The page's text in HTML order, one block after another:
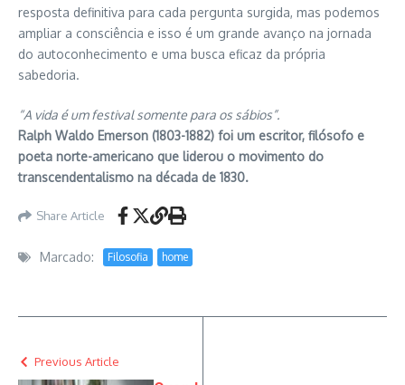
resposta definitiva para cada pergunta surgida, mas podemos
ampliar a consciência e isso é um grande avanço na jornada
do autoconhecimento e uma busca eficaz da própria
sabedoria.
“A vida é um festival somente para os sábios”.
Ralph Waldo Emerson (1803-1882) foi um escritor, filósofo e
poeta norte-americano que liderou o movimento do
transcendentalismo na década de 1830.
Share Article
Marcado: Filosofia home
Previous Article